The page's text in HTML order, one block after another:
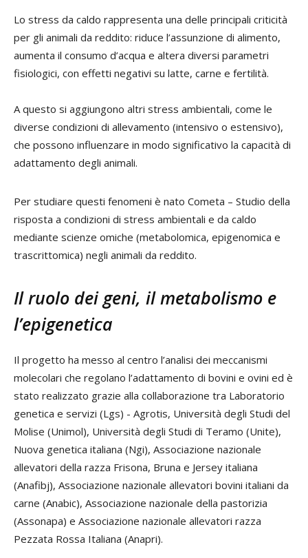
Lo stress da caldo rappresenta una delle principali criticità
per gli animali da reddito: riduce l’assunzione di alimento,
aumenta il consumo d’acqua e altera diversi parametri
fisiologici, con effetti negativi su latte, carne e fertilità.
A questo si aggiungono altri stress ambientali, come le
diverse condizioni di allevamento (intensivo o estensivo),
che possono influenzare in modo significativo la capacità di
adattamento degli animali.
Per studiare questi fenomeni è nato Cometa – Studio della
risposta a condizioni di stress ambientali e da caldo
mediante scienze omiche (metabolomica, epigenomica e
trascrittomica) negli animali da reddito.
Il ruolo dei geni, il metabolismo e
l’epigenetica
Il progetto ha messo al centro l’analisi dei meccanismi
molecolari che regolano l’adattamento di bovini e ovini ed è
stato realizzato grazie alla collaborazione tra Laboratorio
genetica e servizi (Lgs) - Agrotis, Università degli Studi del
Molise (Unimol), Università degli Studi di Teramo (Unite),
Nuova genetica italiana (Ngi), Associazione nazionale
allevatori della razza Frisona, Bruna e Jersey italiana
(Anafibj), Associazione nazionale allevatori bovini italiani da
carne (Anabic), Associazione nazionale della pastorizia
(Assonapa) e Associazione nazionale allevatori razza
Pezzata Rossa Italiana (Anapri).